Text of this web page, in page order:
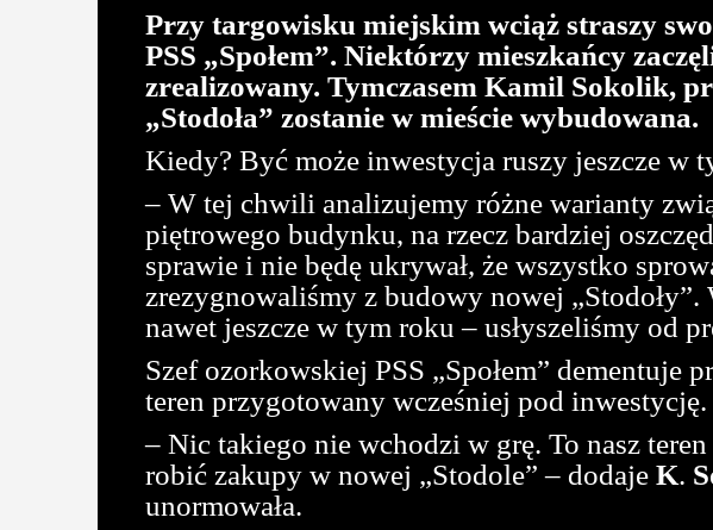
Przy targowisku miejskim wciąż straszy
PSS „Społem”. Niektórzy mieszkańcy
zrealizowany. Tymczasem Kamil Sokolik,
„Stodoła” zostanie w mieście wybudowana.
Kiedy? Być może inwestycja ruszy jeszcze w
– W tej chwili analizujemy różne warianty
piętrowego budynku, na rzecz bardziej
sprawie i nie będę ukrywał, że wszystko
zrezygnowaliśmy z budowy nowej „Stodoły”.
nawet jeszcze w tym roku – usłyszeliśmy od
Szef ozorkowskiej PSS „Społem” dementuje
teren przygotowany wcześniej pod inwestycję.
– Nic takiego nie wchodzi w grę. To nasz
robić zakupy w nowej „Stodole” – dodaje K.
unormowała.